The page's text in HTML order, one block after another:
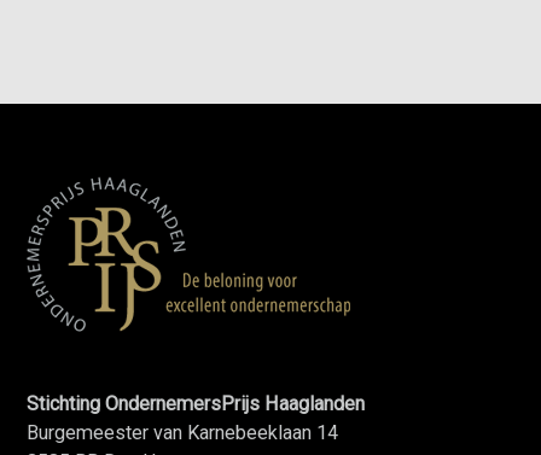
Stichting OndernemersPrijs Haaglanden
Burgemeester van Karnebeeklaan 14